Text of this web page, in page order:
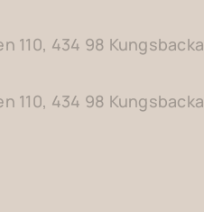
110, 434 98 Kungsbacka
110, 434 98 Kungsbacka